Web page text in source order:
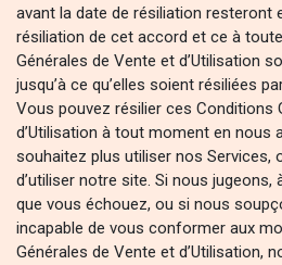
avant la date de résiliation resteront
résiliation de cet accord et ce à
Générales de Vente et d’Utilisation
jusqu’à ce qu’elles soient résiliées
Vous pouvez résilier ces Conditions
d’Utilisation à tout moment en nous
souhaitez plus utiliser nos Services,
d’utiliser notre site. Si nous jugeons,
que vous échouez, ou si nous
incapable de vous conformer aux
Générales de Vente et d’Utilisation,